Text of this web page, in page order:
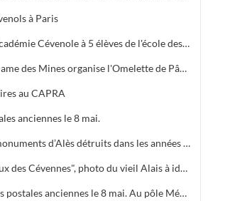
à Paris
Remise du prix de l'Académie Cévenole à 5 élèves de l'école des Mines pour leur travail sur la mine et ses conséquences sur l'économie et les paysages.
L'association Notre Dame des Mines organise l'Omelette de Pâques à l'Ermitage
au CAPRA
anciennes le 8 mai.
Cartes postales des monuments d’Alès détruits dans les années 1960.
"Chercheurs et curieux des Cévennes", photo du vieil Alais à identifier.
23ème salon de cartes postales anciennes le 8 mai. Au pôle Mécanique grand prix camion